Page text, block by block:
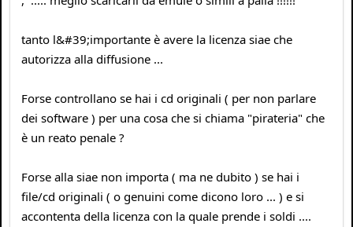
tanto l&#39;importante è avere la licenza siae che
autorizza alla diffusione ...
Forse controllano se hai i cd originali ( per non parlare
dei software ) per una cosa che si chiama "pirateria" che
è un reato penale ?
Forse alla siae non importa ( ma ne dubito ) se hai i
file/cd originali ( o genuini come dicono loro ... ) e si
accontenta della licenza con la quale prende i soldi ....